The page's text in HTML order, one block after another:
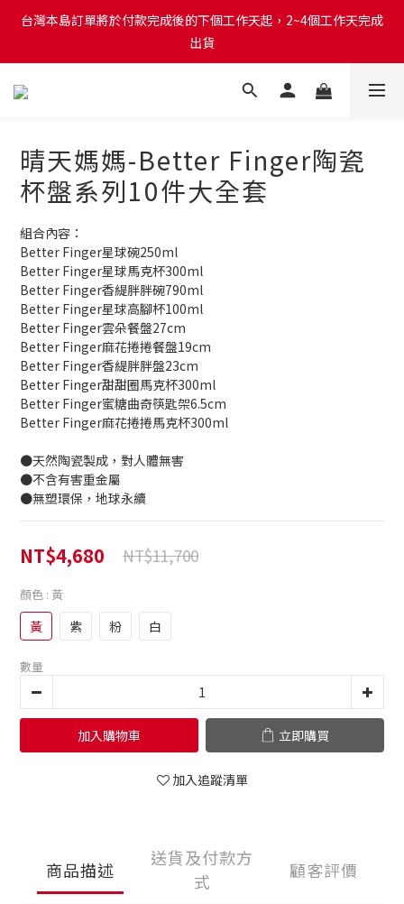
台灣本島訂單將於付款完成後的下個工作天起，2~4個工作天完成
出貨
台灣本島訂單將於付款完成後的下個工作天起，2~4個工作天完成
出貨
台灣本島消費滿$999免運費
台灣本島訂單將於付款完成後的下個工作天起，2~4個工作天完成
出貨
晴天媽媽-Better Finger陶瓷
杯盤系列10件大全套
組合內容：
Better Finger星球碗250ml
Better Finger星球馬克杯300ml
Better Finger香緹胖胖碗790ml
Better Finger星球高腳杯100ml
Better Finger雲朵餐盤27cm
Better Finger麻花捲捲餐盤19cm
Better Finger香緹胖胖盤23cm
Better Finger甜甜圈馬克杯300ml
Better Finger蜜糖曲奇筷匙架6.5cm
Better Finger麻花捲捲馬克杯300ml
●天然陶瓷製成，對人體無害
●不含有害重金屬
●無塑環保，地球永續
NT$4,680 NT$11,700
顏色 : 黃
黃 紫 粉 白
數量
加入購物車 立即購買
加入追蹤清單
商品描述
送貨及付款方
式
顧客評價